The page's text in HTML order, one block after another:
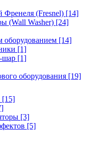
Френеля (Fresnel) [14]
(Wall Washer) [24]
оборудованием [14]
[1]
шар [1]
оборудования [19]
[15]
[3]
[5]